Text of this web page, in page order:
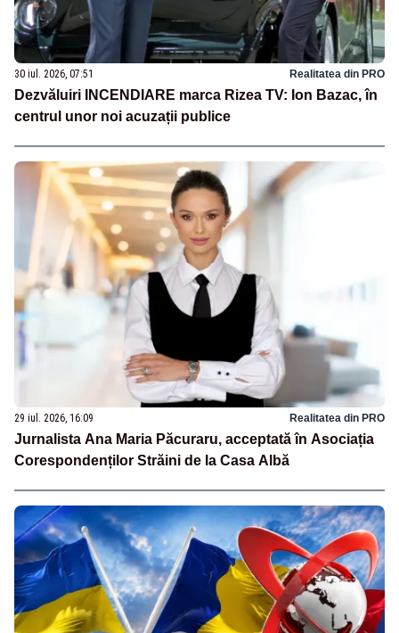
30 iul. 2026, 07:51 Realitatea din PRO
Dezvăluiri INCENDIARE marca Rizea TV: Ion Bazac, în
centrul unor noi acuzații publice
29 iul. 2026, 16:09 Realitatea din PRO
Jurnalista Ana Maria Păcuraru, acceptată în Asociația
Corespondenților Străini de la Casa Albă